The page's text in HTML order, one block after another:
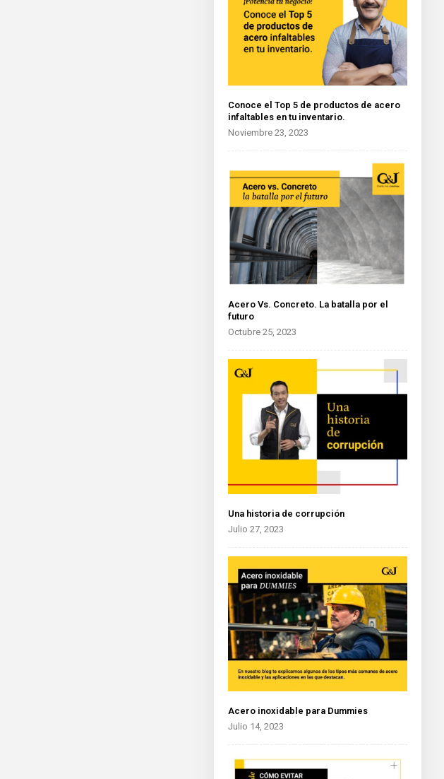
Conoce el Top 5 de productos de acero
infaltables en tu inventario.
Noviembre 23, 2023
Acero Vs. Concreto. La batalla por el
futuro
Octubre 25, 2023
Una historia de corrupción
Julio 27, 2023
Acero inoxidable para Dummies
Julio 14, 2023